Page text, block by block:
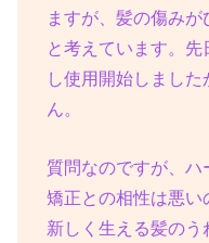
ますが、髪の傷み
と考えています。
し使用開始しまし
ん。
質問なのですが、
矯正との相性は悪い
新しく生える髪の